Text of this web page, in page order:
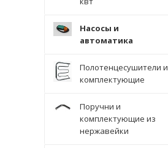
Насосы и
автоматика
Полотенцесушители и
комплектующие
Поручни и
комплектующие из
нержавейки